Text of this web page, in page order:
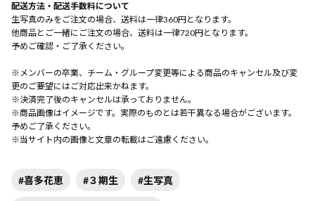
配送方法・配送手数料について
生写真のみをご注文の場合、送料は一律360円となります。
他商品とご一緒にご注文の場合、送料は一律720円となります。
予めご確認・ご了承ください。
※メンバーの卒業、チーム・グループ変更等による商品のキャンセル及び変
更のご要望にはご対応出来かねます。
※決済完了後のキャンセルは承っておりません。
※商品画像はイメージです。実際のものとは若干異なる場合がございます。
予めご了承ください。
※当サイト内の画像と文章の転載はご遠慮ください。
#喜多花恵 #３期生 #生写真